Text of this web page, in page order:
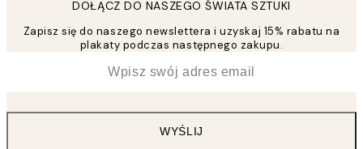
DOŁĄCZ DO NASZEGO ŚWIATA SZTUKI
Zapisz się do naszego newslettera i uzyskaj 15% rabatu na
plakaty podczas następnego zakupu.
WYŚLIJ